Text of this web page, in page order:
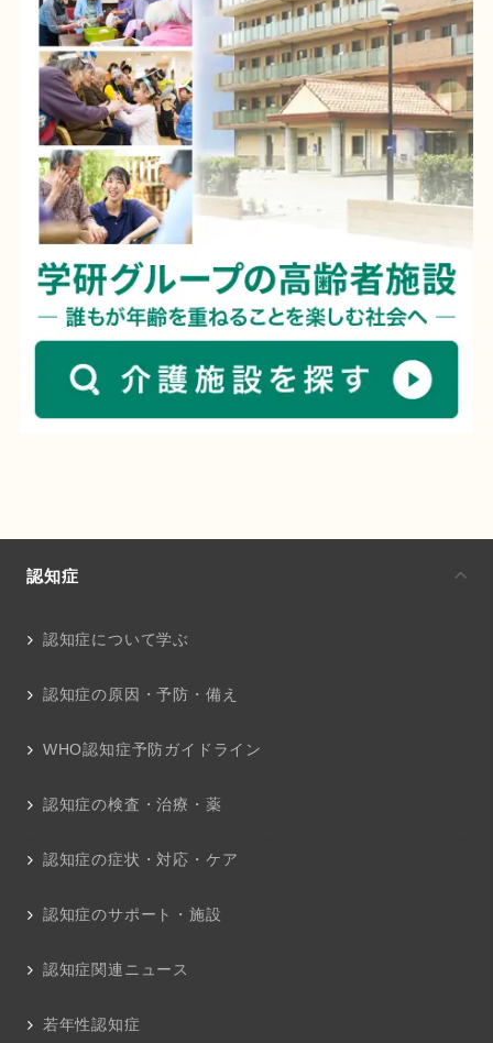
認知症
認知症について学ぶ
認知症の原因・予防・備え
WHO認知症予防ガイドライン
認知症の検査・治療・薬
認知症の症状・対応・ケア
認知症のサポート・施設
認知症関連ニュース
若年性認知症